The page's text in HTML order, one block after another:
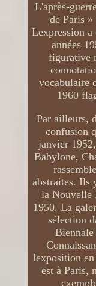
L'après-
de Paris
Lexpression a
années
figurative
vocabulaire
1960
Par ailleurs,
confusion
janvier
Babylone,
abstraites. Ils
la Nouvelle
1950. La
sélection
lexposition
est à Paris,